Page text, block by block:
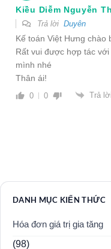
Kiều Diễm Nguyễn
Trả lời Duyên
Kế toán Việt Hưng chào
Rất vui được hợp tác
mình nhé
Thân ái!
0 0 Trả lời
DANH MỤC KIẾN THỨC
Hóa đơn giá trị gia tăng
(98)